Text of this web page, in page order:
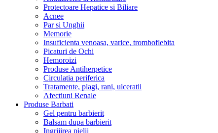
Protectoare Hepatice si Biliare
Acnee
Par si Unghii
Memorie
Insuficienta venoasa, varice, tromboflebita
Picaturi de Ochi
Hemoroizi
Produse Antiherpetice
Circulatia periferica
Tratamente, plagi, rani, ulceratii
Afectiuni Renale
Produse Barbati
Gel pentru barbierit
Balsam dupa barbierit
Ingrijirea pielii